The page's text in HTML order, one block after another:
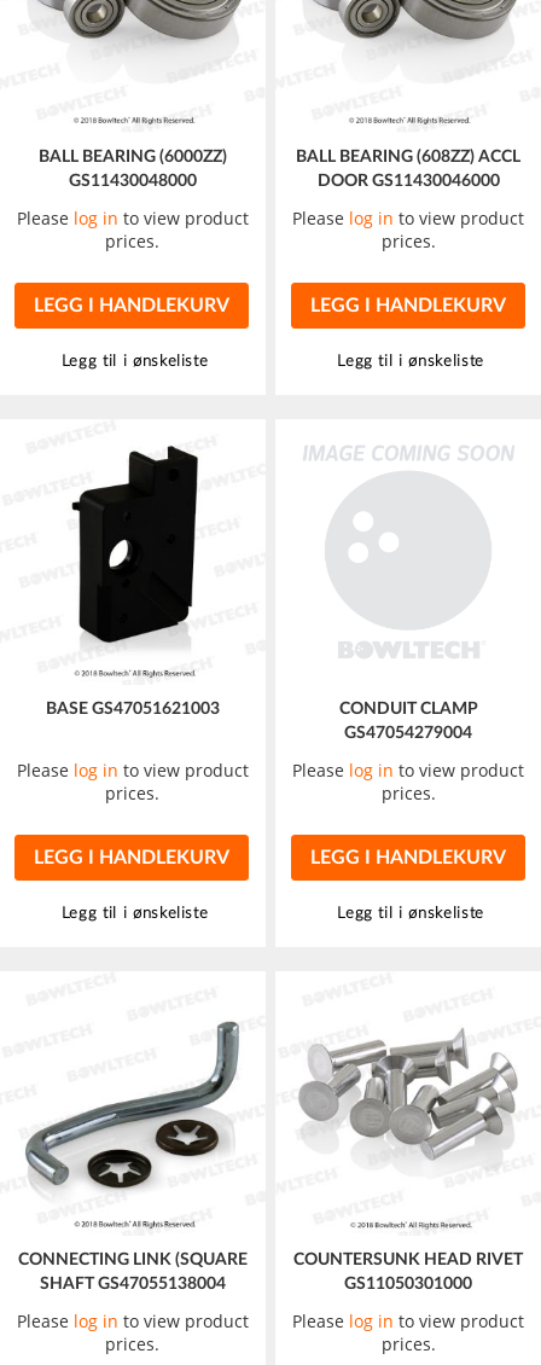
BALL BEARING (6000ZZ)
GS11430048000
Please log in to view product
prices.
LEGG I HANDLEKURV
Legg til i ønskeliste
BALL BEARING (608ZZ) ACCL
DOOR GS11430046000
Please log in to view product
prices.
LEGG I HANDLEKURV
Legg til i ønskeliste
BASE GS47051621003
Please log in to view product
prices.
LEGG I HANDLEKURV
Legg til i ønskeliste
CONDUIT CLAMP
GS47054279004
Please log in to view product
prices.
LEGG I HANDLEKURV
Legg til i ønskeliste
CONNECTING LINK (SQUARE
SHAFT GS47055138004
Please log in to view product
prices.
COUNTERSUNK HEAD RIVET
GS11050301000
Please log in to view product
prices.